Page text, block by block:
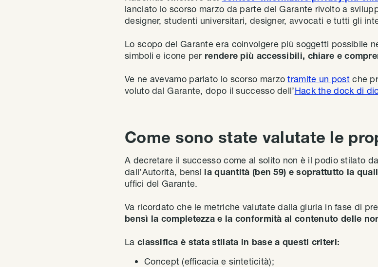
lanciato lo scorso marzo da parte del Garante rivolto a
designer, studenti universitari, designer, avvocati e tutti gli
Lo scopo del Garante era coinvolgere più soggetti possibile
simboli e icone per rendere più accessibili, chiare e
Ve ne avevamo parlato lo scorso marzotramite un postche
voluto dal Garante, dopo il successo dell’Hack the dock di
Come sono state valutate le
A decretare il successo come al solito non è il podio stilato
dall’Autorità, bensì la quantità (ben 59) e soprattutto la
uffici del Garante.
Va ricordato che le metriche valutate dalla giuria in fase di
bensì la completezza e la conformità al contenuto delle
La classifica è stata stilata in base a questi criteri:
Concept (efficacia e sinteticità);